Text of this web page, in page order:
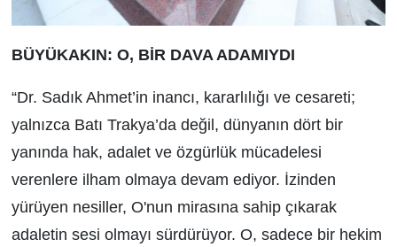
BÜYÜKAKIN: O, BİR DAVA ADAMIYDI
“Dr. Sadık Ahmet’in inancı, kararlılığı ve cesareti;
yalnızca Batı Trakya’da değil, dünyanın dört bir
yanında hak, adalet ve özgürlük mücadelesi
verenlere ilham olmaya devam ediyor. İzinden
yürüyen nesiller, O'nun mirasına sahip çıkarak
adaletin sesi olmayı sürdürüyor. O, sadece bir hekim